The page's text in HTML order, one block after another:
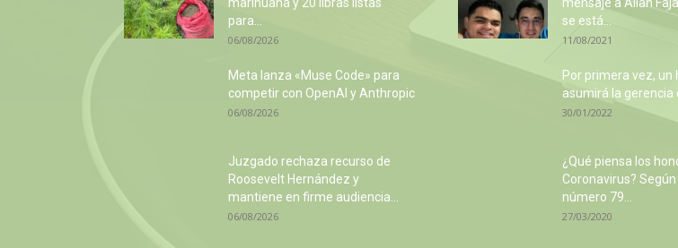
marihuana y 20 libras listas
para...
06/08/2026
Meta lanza «Muse Code» para
competir con OpenAI y Anthropic
06/08/2026
Juzgado rechaza recurso de
Roosevelt Hernández y
mantiene en firme audiencia...
06/08/2026
mensaje a Allan
se está...
11/08/2021
Por primera vez, un
asumirá la gerencia
30/01/2022
¿Qué piensa los
Coronavirus?
número 79...
27/03/2020